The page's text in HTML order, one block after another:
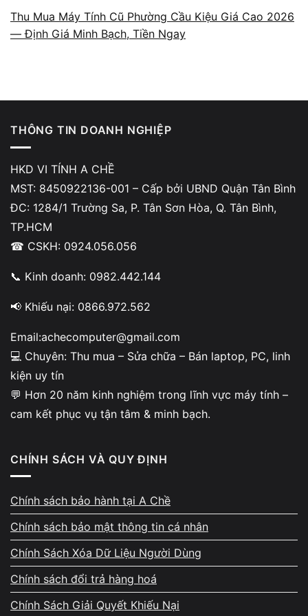
hồi.
Các thiết bị lưu trữ hỗ trợ khôi
Hỗ trợ ổ cứng HDD/SSD, USB, thẻ nhớ máy
ảnh, ổ cứng di động và các thiết bị lưu trữ
phổ biến khác. Mỗi loại có phương pháp xử
lý riêng để giảm rủi ro.
Những lỗi mất dữ liệu thường
gặp
Xóa nhầm file, format nhanh, lỗi phân vùng, ổ
đĩa báo RAW, USB không nhận hoặc máy
Cam kết bảo mật dữ liệu khách
hàng
Dữ liệu chỉ được sử dụng cho mục đích khôi
phục, không sao chép hay chia sẻ ngoài
Thu Mua Máy Tính Cũ Phường Cầu Kiệu Giá Cao 2026
— Định Giá Minh Bạch, Tiền Ngay
THÔNG TIN DOANH NGHIỆP
HKD VI TÍNH A CHỀ
MST: 8450922136-001 – Cấp bởi UBND Quận Tân Bình
ĐC: 1284/1 Trường Sa, P. Tân Sơn Hòa, Q. Tân Bình,
TP.HCM
☎ CSKH: 0924.056.056
📞 Kinh doanh: 0982.442.144
📢 Khiếu nại: 0866.972.562
Email:achecomputer@gmail.com
💻 Chuyên: Thu mua – Sửa chữa – Bán laptop, PC, linh
kiện uy tín
💬 Hơn 20 năm kinh nghiệm trong lĩnh vực máy tính –
cam kết phục vụ tận tâm & minh bạch.
CHÍNH SÁCH VÀ QUY ĐỊNH
Chính sách bảo hành tại A Chề
Chính sách bảo mật thông tin cá nhân
Chính Sách Xóa Dữ Liệu Người Dùng
Chính sách đổi trả hàng hoá
Chính Sách Giải Quyết Khiếu Nại